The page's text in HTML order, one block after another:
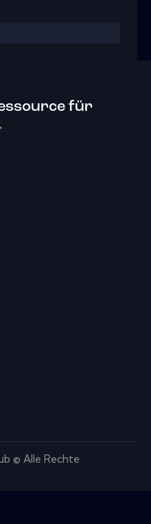
für
© Alle Rechte